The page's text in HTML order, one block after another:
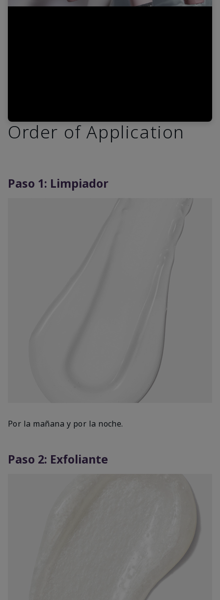
Order of Application
Paso 1: Limpiador
Por la mañana y por la noche.
Paso 2: Exfoliante